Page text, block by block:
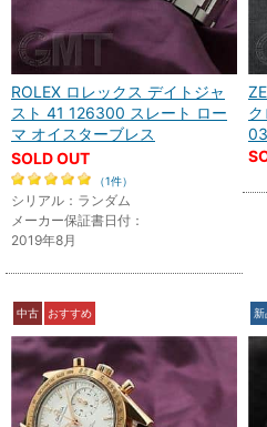
ROLEX ロレックス デイトジャ
スト 41 126300 スレート ロー
マ オイスターブレス
SOLD OUT
（1件）
シリアル：ランダム
メーカー保証書日付：
2019年8月
中古 おすすめ 新